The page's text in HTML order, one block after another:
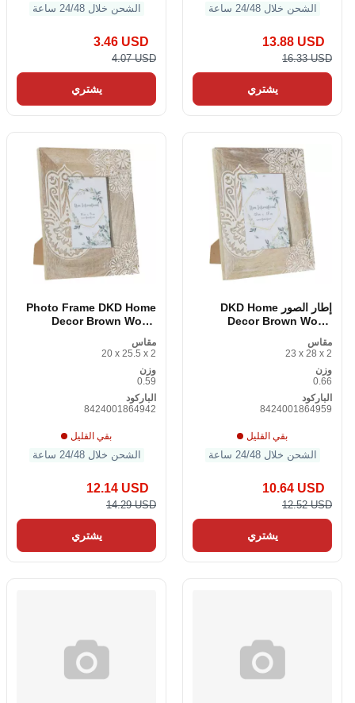
الشحن خلال 24/48 ساعة
3.46 USD
4.07 USD
يشتري
الشحن خلال 24/48 ساعة
13.88 USD
16.33 USD
يشتري
Photo Frame DKD Home
Decor Brown Wood
Indian 20 × 2 × 25. 5 سم
مقاس
20 x 25.5 x 2
وزن
0.59
الباركود
8424001864942
بقي القليل
الشحن خلال 24/48 ساعة
12.14 USD
14.29 USD
يشتري
إطار الصور DKD Home
Decor Brown Wood
Indian 23 × 2 × 28 سم
مقاس
23 x 28 x 2
وزن
0.66
الباركود
8424001864959
بقي القليل
الشحن خلال 24/48 ساعة
10.64 USD
12.52 USD
يشتري